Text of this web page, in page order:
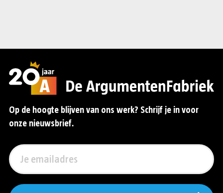
Op de hoogte blijven van ons werk? Schrijf je in voor
onze nieuwsbrief.